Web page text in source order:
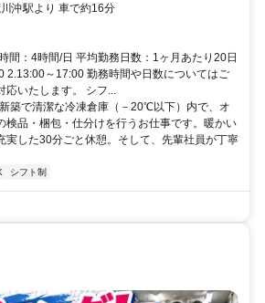
沖駅より 車で約16分
間：4時間/日 平均勤務日数：1ヶ月あたり20日
2.13:00～17:00 勤務時間や日数についてはご
いたします。 シフ...
築で清潔な冷凍倉庫（－20℃以下）内で、オ
検品・梱包・仕分けを行うお仕事です。暖かい
実した30分ごと休憩。そして、先輩社員が丁寧
シフト制